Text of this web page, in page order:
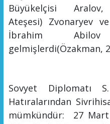
Büyükelçisi
Ateşesi)Zvonaryev ve
İbrahim
gelmişlerdi(Özakman,
Sovyet Diplomatı
Hatıralarından
mümkündür: 27 Mart